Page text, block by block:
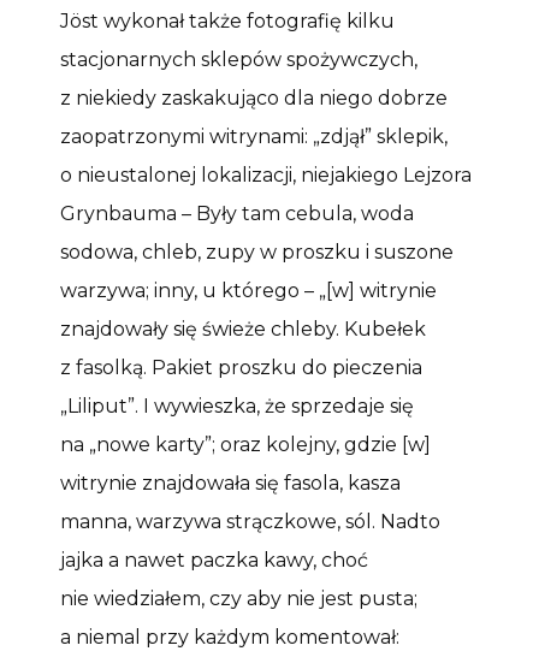
Jöst wykonał także fotografię kilku
stacjonarnych sklepów spożywczych,
z niekiedy zaskakująco dla niego dobrze
zaopatrzonymi witrynami: „zdjął” sklepik,
o nieustalonej lokalizacji, niejakiego Lejzora
Grynbauma – Były tam cebula, woda
sodowa, chleb, zupy w proszku i suszone
warzywa; inny, u którego – „[w] witrynie
znajdowały się świeże chleby. Kubełek
z fasolką. Pakiet proszku do pieczenia
„Liliput”. I wywieszka, że sprzedaje się
na „nowe karty”; oraz kolejny, gdzie [w]
witrynie znajdowała się fasola, kasza
manna, warzywa strączkowe, sól. Nadto
jajka a nawet paczka kawy, choć
nie wiedziałem, czy aby nie jest pusta;
a niemal przy każdym komentował: